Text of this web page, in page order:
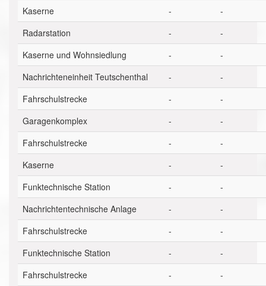
Kaserne
-
-
Radarstation
-
-
Kaserne und Wohnsiedlung
-
-
Nachrichteneinheit Teutschenthal
-
-
Fahrschulstrecke
-
-
Garagenkomplex
-
-
Fahrschulstrecke
-
-
Kaserne
-
-
Funktechnische Station
-
-
Nachrichtentechnische Anlage
-
-
Fahrschulstrecke
-
-
Funktechnische Station
-
-
Fahrschulstrecke
-
-